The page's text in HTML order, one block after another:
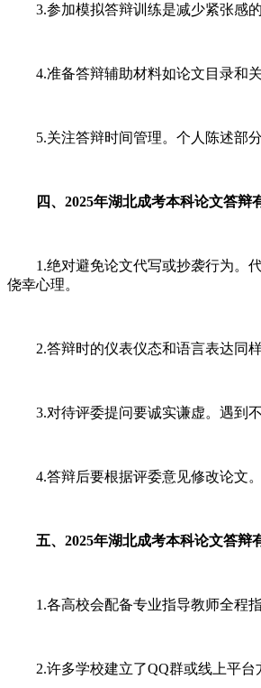
3.参加模拟答辩训练是减少紧张感的
4.准备答辩辅助材料如论文目录和关
5.关注答辩时间管理。个人陈述部分
四、2025年湖北成考本科论文答辩
1.绝对避免论文代写或抄袭行为。代
侥幸心理。
2.答辩时的仪表仪态和语言表达同样
3.对待评委提问要诚实谦虚。遇到不
4.答辩后要根据评委意见修改论文。
五、2025年湖北成考本科论文答辩
1.各高校会配备专业指导教师全程指
2.许多学校建立了QQ群或线上平台